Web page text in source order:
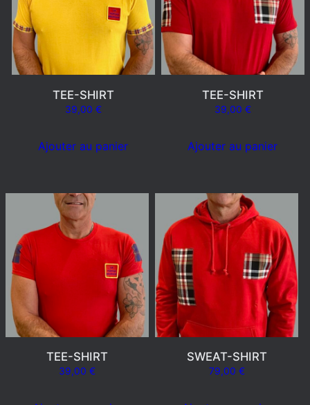
TEE-SHIRT
39,00 €
Ajouter au panier
TEE-SHIRT
39,00 €
Ajouter au panier
TEE-SHIRT
39,00€
SWEAT-SHIRT
79,00 €